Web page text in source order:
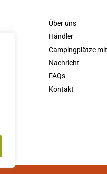
Über uns
Händler
Campingplätze
Nachricht
FAQs
Kontakt